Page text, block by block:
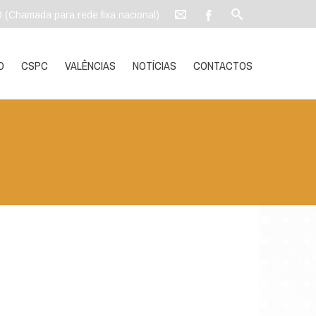
(Chamada para rede fixa nacional)
CSPC VALÊNCIAS NOTÍCIAS CONTACTOS